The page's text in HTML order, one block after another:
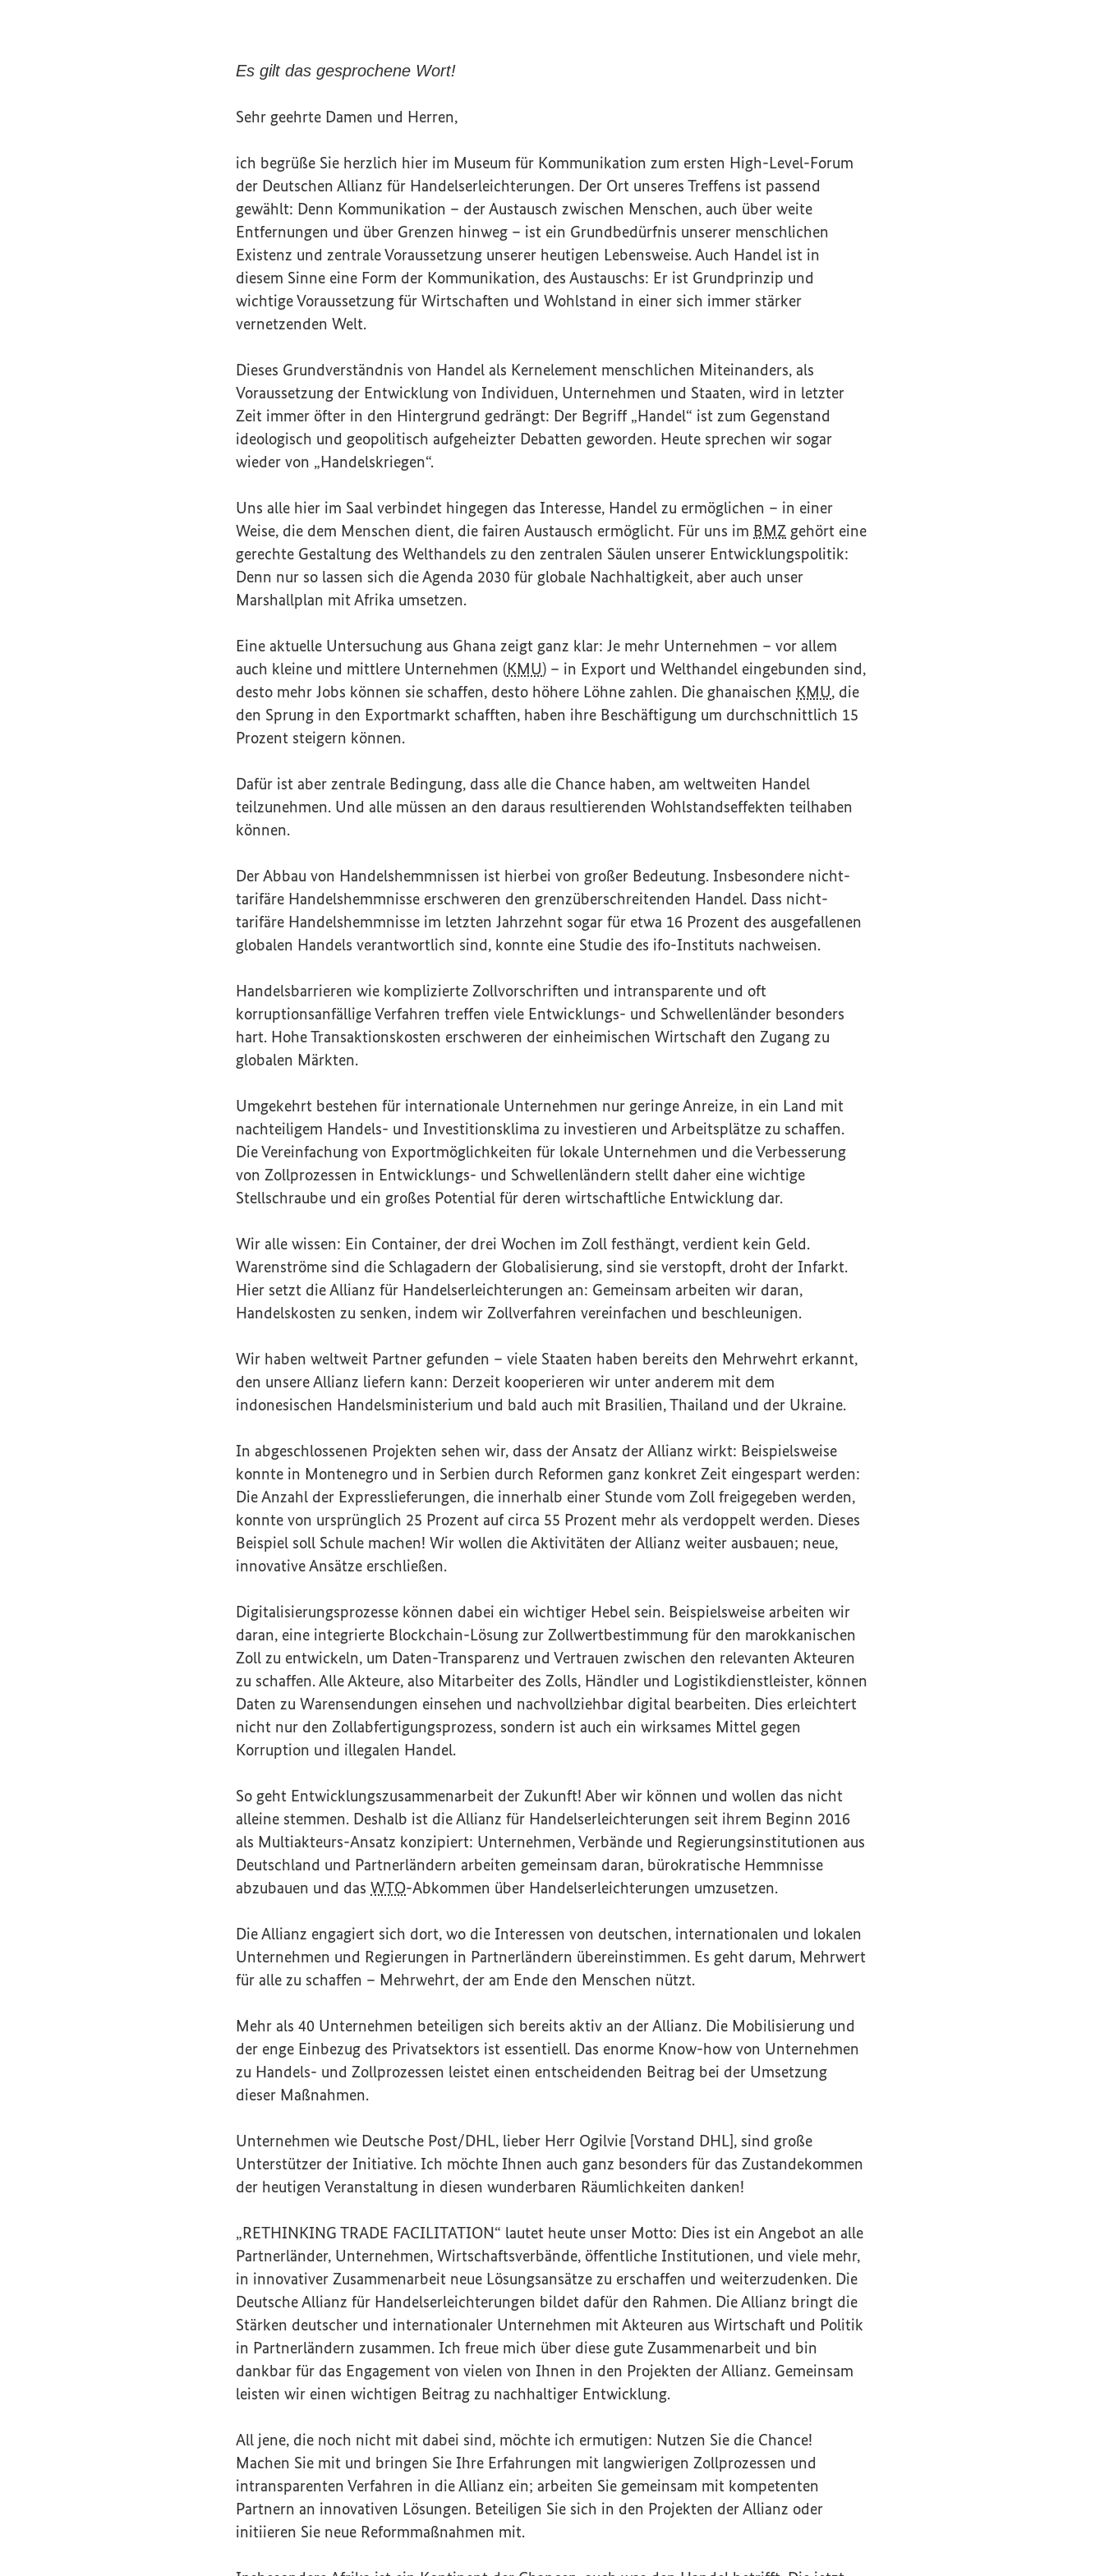
Es gilt das gesprochene Wort!
Sehr geehrte Damen und Herren,
ich begrüße Sie herzlich hier im Museum für Kommunikation zum ersten High-Level-Forum
der Deutschen Allianz für Handelserleichterungen. Der Ort unseres Treffens ist passend
gewählt: Denn Kommunikation – der Austausch zwischen Menschen, auch über weite
Entfernungen und über Grenzen hinweg – ist ein Grundbedürfnis unserer menschlichen
Existenz und zentrale Voraussetzung unserer heutigen Lebensweise. Auch Handel ist in
diesem Sinne eine Form der Kommunikation, des Austauschs: Er ist Grundprinzip und
wichtige Voraussetzung für Wirtschaften und Wohlstand in einer sich immer stärker
vernetzenden Welt.
Dieses Grundverständnis von Handel als Kernelement menschlichen Miteinanders, als
Voraussetzung der Entwicklung von Individuen, Unternehmen und Staaten, wird in letzter
Zeit immer öfter in den Hintergrund gedrängt: Der Begriff „Handel“ ist zum Gegenstand
ideologisch und geopolitisch aufgeheizter Debatten geworden. Heute sprechen wir sogar
wieder von „Handelskriegen“.
Uns alle hier im Saal verbindet hingegen das Interesse, Handel zu ermöglichen – in einer
Weise, die dem Menschen dient, die fairen Austausch ermöglicht. Für uns im BMZ gehört eine
gerechte Gestaltung des Welthandels zu den zentralen Säulen unserer Entwicklungspolitik:
Denn nur so lassen sich die Agenda 2030 für globale Nachhaltigkeit, aber auch unser
Marshallplan mit Afrika umsetzen.
Eine aktuelle Untersuchung aus Ghana zeigt ganz klar: Je mehr Unternehmen – vor allem
auch kleine und mittlere Unternehmen (KMU) – in Export und Welthandel eingebunden sind,
desto mehr Jobs können sie schaffen, desto höhere Löhne zahlen. Die ghanaischen KMU, die
den Sprung in den Exportmarkt schafften, haben ihre Beschäftigung um durchschnittlich 15
Prozent steigern können.
Dafür ist aber zentrale Bedingung, dass alle die Chance haben, am weltweiten Handel
teilzunehmen. Und alle müssen an den daraus resultierenden Wohlstandseffekten teilhaben
können.
Der Abbau von Handelshemmnissen ist hierbei von großer Bedeutung. Insbesondere nicht-
tarifäre Handelshemmnisse erschweren den grenzüberschreitenden Handel. Dass nicht-
tarifäre Handelshemmnisse im letzten Jahrzehnt sogar für etwa 16 Prozent des ausgefallenen
globalen Handels verantwortlich sind, konnte eine Studie des ifo-Instituts nachweisen.
Handelsbarrieren wie komplizierte Zollvorschriften und intransparente und oft
korruptionsanfällige Verfahren treffen viele Entwicklungs- und Schwellenländer besonders
hart. Hohe Transaktionskosten erschweren der einheimischen Wirtschaft den Zugang zu
globalen Märkten.
Umgekehrt bestehen für internationale Unternehmen nur geringe Anreize, in ein Land mit
nachteiligem Handels- und Investitionsklima zu investieren und Arbeitsplätze zu schaffen.
Die Vereinfachung von Exportmöglichkeiten für lokale Unternehmen und die Verbesserung
von Zollprozessen in Entwicklungs- und Schwellenländern stellt daher eine wichtige
Stellschraube und ein großes Potential für deren wirtschaftliche Entwicklung dar.
Wir alle wissen: Ein Container, der drei Wochen im Zoll festhängt, verdient kein Geld.
Warenströme sind die Schlagadern der Globalisierung, sind sie verstopft, droht der Infarkt.
Hier setzt die Allianz für Handelserleichterungen an: Gemeinsam arbeiten wir daran,
Handelskosten zu senken, indem wir Zollverfahren vereinfachen und beschleunigen.
Wir haben weltweit Partner gefunden – viele Staaten haben bereits den Mehrwehrt erkannt,
den unsere Allianz liefern kann: Derzeit kooperieren wir unter anderem mit dem
indonesischen Handelsministerium und bald auch mit Brasilien, Thailand und der Ukraine.
In abgeschlossenen Projekten sehen wir, dass der Ansatz der Allianz wirkt: Beispielsweise
konnte in Montenegro und in Serbien durch Reformen ganz konkret Zeit eingespart werden:
Die Anzahl der Expresslieferungen, die innerhalb einer Stunde vom Zoll freigegeben werden,
konnte von ursprünglich 25 Prozent auf circa 55 Prozent mehr als verdoppelt werden. Dieses
Beispiel soll Schule machen! Wir wollen die Aktivitäten der Allianz weiter ausbauen; neue,
innovative Ansätze erschließen.
Digitalisierungsprozesse können dabei ein wichtiger Hebel sein. Beispielsweise arbeiten wir
daran, eine integrierte Blockchain-Lösung zur Zollwertbestimmung für den marokkanischen
Zoll zu entwickeln, um Daten-Transparenz und Vertrauen zwischen den relevanten Akteuren
zu schaffen. Alle Akteure, also Mitarbeiter des Zolls, Händler und Logistikdienstleister, können
Daten zu Warensendungen einsehen und nachvollziehbar digital bearbeiten. Dies erleichtert
nicht nur den Zollabfertigungsprozess, sondern ist auch ein wirksames Mittel gegen
Korruption und illegalen Handel.
So geht Entwicklungszusammenarbeit der Zukunft! Aber wir können und wollen das nicht
alleine stemmen. Deshalb ist die Allianz für Handelserleichterungen seit ihrem Beginn 2016
als Multiakteurs-Ansatz konzipiert: Unternehmen, Verbände und Regierungsinstitutionen aus
Deutschland und Partnerländern arbeiten gemeinsam daran, bürokratische Hemmnisse
abzubauen und das WTO-Abkommen über Handelserleichterungen umzusetzen.
Die Allianz engagiert sich dort, wo die Interessen von deutschen, internationalen und lokalen
Unternehmen und Regierungen in Partnerländern übereinstimmen. Es geht darum, Mehrwert
für alle zu schaffen – Mehrwehrt, der am Ende den Menschen nützt.
Mehr als 40 Unternehmen beteiligen sich bereits aktiv an der Allianz. Die Mobilisierung und
der enge Einbezug des Privatsektors ist essentiell. Das enorme Know-how von Unternehmen
zu Handels- und Zollprozessen leistet einen entscheidenden Beitrag bei der Umsetzung
dieser Maßnahmen.
Unternehmen wie Deutsche Post/DHL, lieber Herr Ogilvie [Vorstand DHL], sind große
Unterstützer der Initiative. Ich möchte Ihnen auch ganz besonders für das Zustandekommen
der heutigen Veranstaltung in diesen wunderbaren Räumlichkeiten danken!
„RETHINKING TRADE FACILITATION“ lautet heute unser Motto: Dies ist ein Angebot an alle
Partnerländer, Unternehmen, Wirtschaftsverbände, öffentliche Institutionen, und viele mehr,
in innovativer Zusammenarbeit neue Lösungsansätze zu erschaffen und weiterzudenken. Die
Deutsche Allianz für Handelserleichterungen bildet dafür den Rahmen. Die Allianz bringt die
Stärken deutscher und internationaler Unternehmen mit Akteuren aus Wirtschaft und Politik
in Partnerländern zusammen. Ich freue mich über diese gute Zusammenarbeit und bin
dankbar für das Engagement von vielen von Ihnen in den Projekten der Allianz. Gemeinsam
leisten wir einen wichtigen Beitrag zu nachhaltiger Entwicklung.
All jene, die noch nicht mit dabei sind, möchte ich ermutigen: Nutzen Sie die Chance!
Machen Sie mit und bringen Sie Ihre Erfahrungen mit langwierigen Zollprozessen und
intransparenten Verfahren in die Allianz ein; arbeiten Sie gemeinsam mit kompetenten
Partnern an innovativen Lösungen. Beteiligen Sie sich in den Projekten der Allianz oder
initiieren Sie neue Reformmaßnahmen mit.